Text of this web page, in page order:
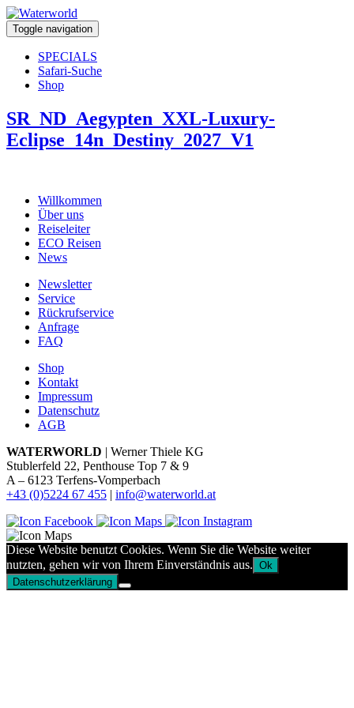
Toggle navigation
SPECIALS
Safari-Suche
Shop
SR_ND_Aegypten_XXL-Luxury-
Eclipse_14n_Destiny_2027_V1
Willkommen
Über uns
Reiseleiter
ECO Reisen
News
Newsletter
Service
Rückrufservice
Anfrage
FAQ
Shop
Kontakt
Impressum
Datenschutz
AGB
WATERWORLD | Werner Thiele KG
Stublerfeld 22, Penthouse Top 7 & 9
A – 6123 Terfens-Vomperbach
+43 (0)5224 67 455 | info@waterworld.at
Diese Website benutzt Cookies. Wenn Sie die Website weiter
nutzten, gehen wir von Ihrem Einverständnis aus. Ok
Datenschutzerklärung